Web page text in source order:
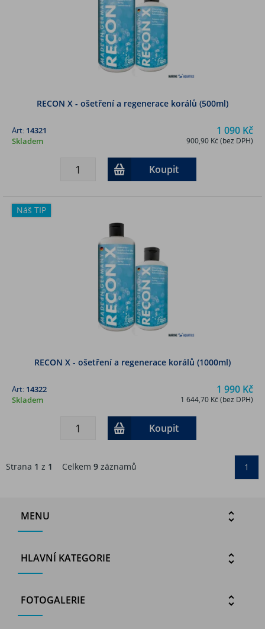
RECON X - ošetření a regenerace korálů (500ml)
1 090 Kč
900,90 Kč (bez DPH)
Art: 14321
Skladem
Koupit
Náš TIP
RECON X - ošetření a regenerace korálů (1000ml)
1 990 Kč
1 644,70 Kč (bez DPH)
Art: 14322
Skladem
Koupit
Strana 1 z 1 Celkem 9 záznamů 1
MENU
HLAVNÍ KATEGORIE
FOTOGALERIE